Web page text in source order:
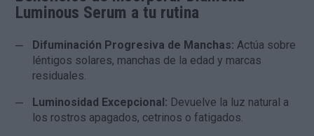
Luminous Serum a tu rutina
Difuminación Progresiva de Manchas: Actúa sobre
léntigos solares, manchas de la edad y marcas
residuales.
Luminosidad Excepcional: Devuelve la luz natural a
los rostros apagados, cetrinos o fatigados.